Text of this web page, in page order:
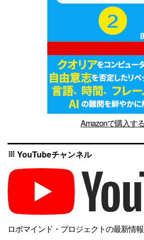
Amazonで購入する
apps YouTubeチャンネル
ロボマインド・プロジェクトの最新情報